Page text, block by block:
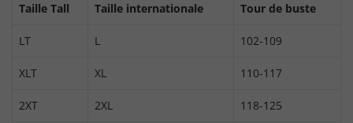
Taille Tall Taille internationale Tour de buste
LT L 102-109
XLT XL 110-117
2XT 2XL 118-125